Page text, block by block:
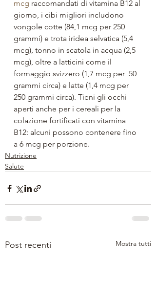
mcg raccomandati di vitamina B12 al
giorno, i cibi migliori includono
vongole cotte (84,1 mcg per 250
grammi) e trota iridea selvatica (5,4
mcg), tonno in scatola in acqua (2,5
mcg), oltre a latticini come il
formaggio svizzero (1,7 mcg per  50
grammi circa) e latte (1,4 mcg per
250 grammi circa). Tieni gli occhi
aperti anche per i cereali per la
colazione fortificati con vitamina
B12: alcuni possono contenere fino
a 6 mcg per porzione.
Nutrizione
Salute
Post recenti Mostra tutti